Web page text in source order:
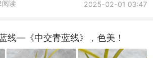
2025-02-01 03:47
读
线—《中交青蓝线》，色美！